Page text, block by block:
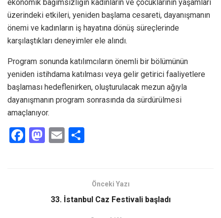
ekonomik bağımsızlığın kadınların ve çocuklarının yaşamları
üzerindeki etkileri, yeniden başlama cesareti, dayanışmanın
önemi ve kadınların iş hayatına dönüş süreçlerinde
karşılaştıkları deneyimler ele alındı.
Program sonunda katılımcıların önemli bir bölümünün
yeniden istihdama katılması veya gelir getirici faaliyetlere
başlaması hedeflenirken, oluşturulacak mezun ağıyla
dayanışmanın program sonrasında da sürdürülmesi
amaçlanıyor.
F
M
d
E
Önceki Yazı
33. İstanbul Caz Festivali başladı